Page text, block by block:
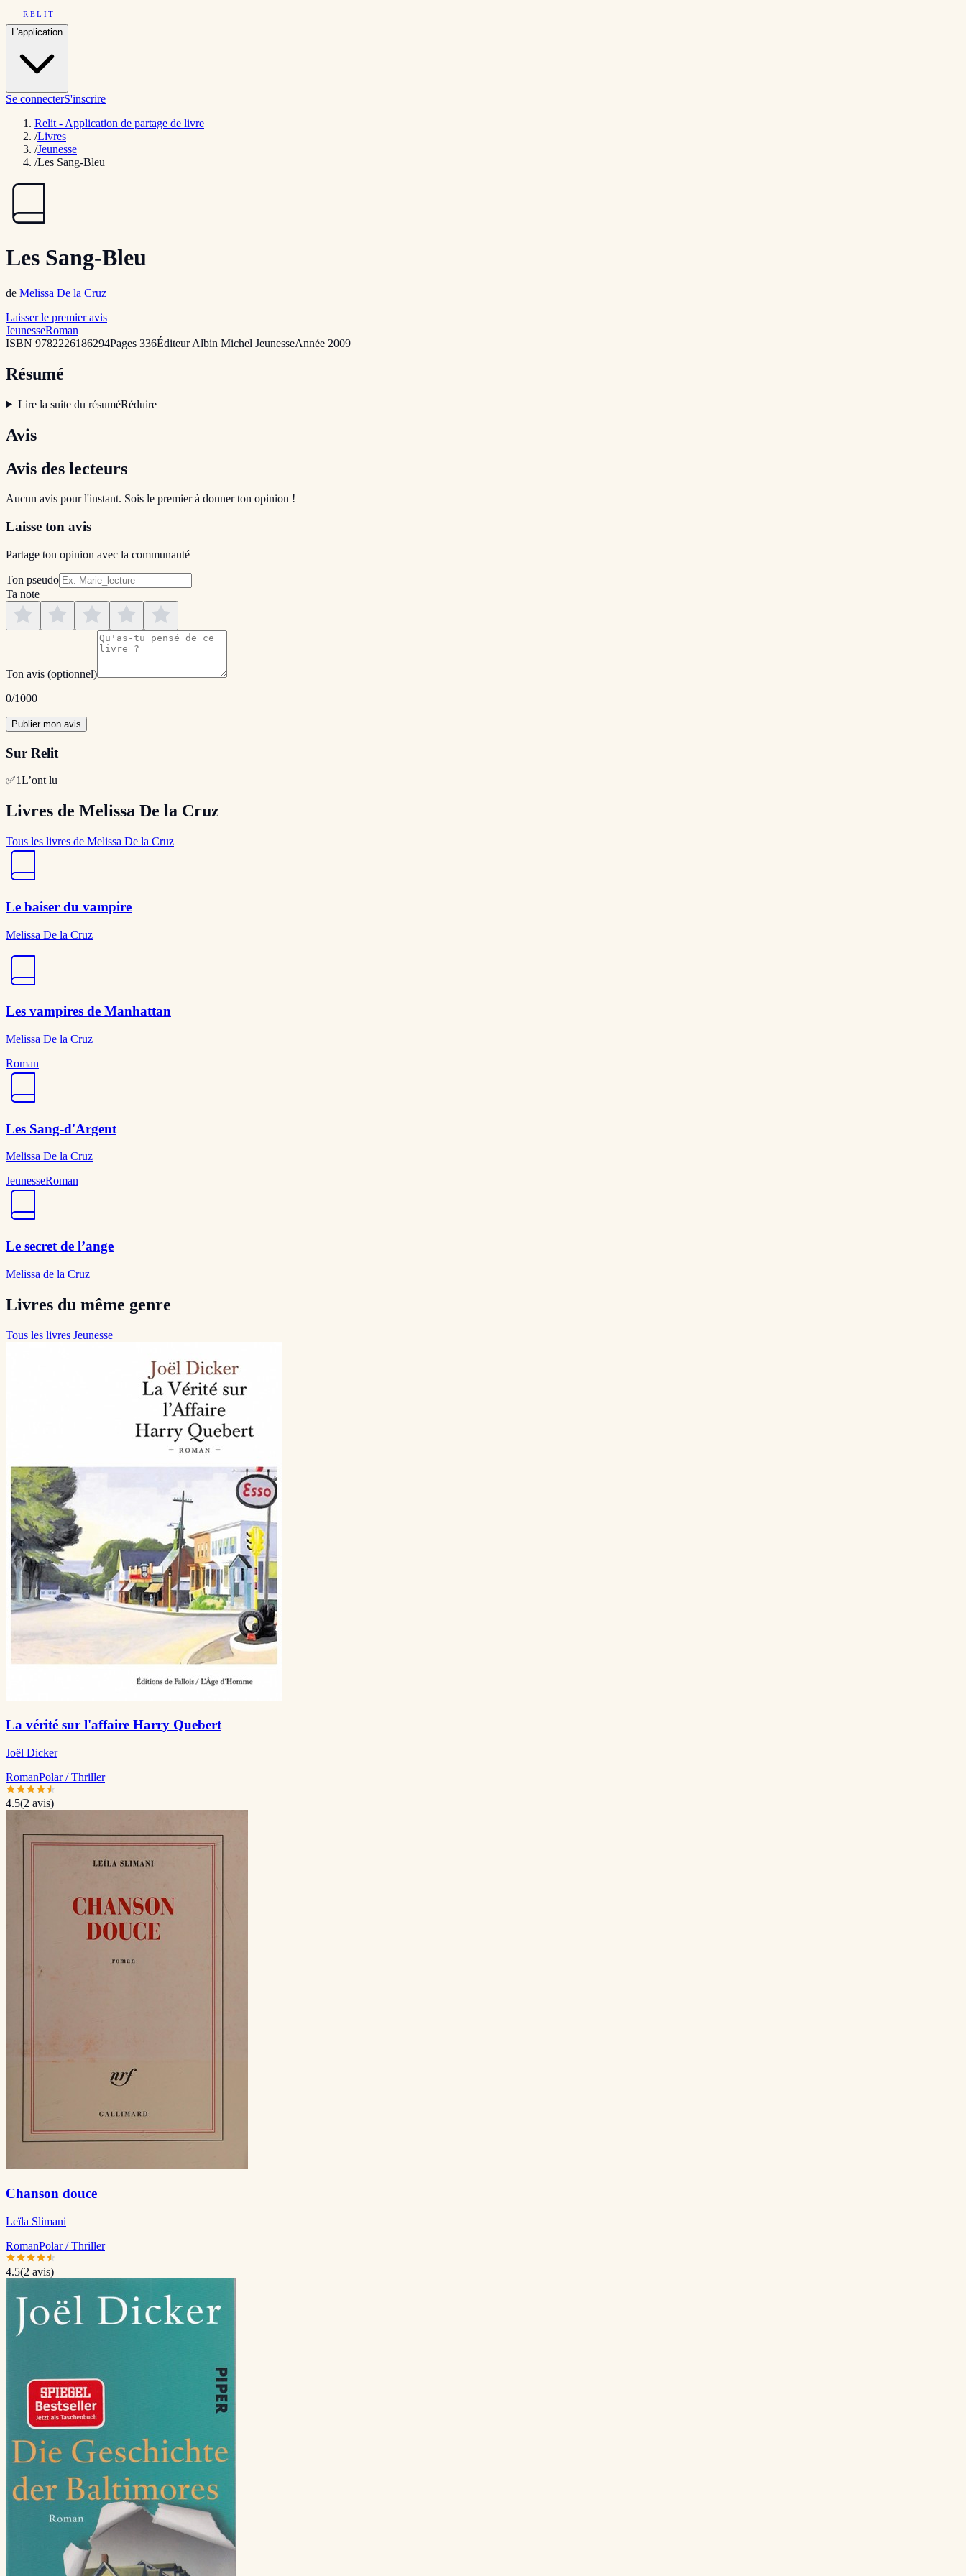
RELIT
L'application
Se connecterS'inscrire
Relit - Application de partage de livre
/Livres
/Jeunesse
/Les Sang-Bleu
Les Sang-Bleu
de Melissa De la Cruz
Laisser le premier avis
JeunesseRoman
ISBN 9782226186294Pages 336ÉditeurAlbin Michel JeunesseAnnée 2009
Résumé
Lire la suite du résuméRéduire
Avis
Avis des lecteurs
Aucun avis pour l'instant. Sois le premier à donner ton opinion !
Laisse ton avis
Partage ton opinion avec la communauté
Ton pseudo
Ta note
Ton avis (optionnel)
0/1000
Publier mon avis
Sur Relit
✅1L’ont lu
Livres de Melissa De la Cruz
Tous les livres de Melissa De la Cruz
Le baiser du vampire
Melissa De la Cruz
Les vampires de Manhattan
Melissa De la Cruz
Roman
Les Sang-d'Argent
Melissa De la Cruz
JeunesseRoman
Le secret de l’ange
Melissa de la Cruz
Livres du même genre
Tous les livres Jeunesse
La vérité sur l'affaire Harry Quebert
Joël Dicker
RomanPolar / Thriller
4.5(2 avis)
Chanson douce
Leïla Slimani
RomanPolar / Thriller
4.5(2 avis)